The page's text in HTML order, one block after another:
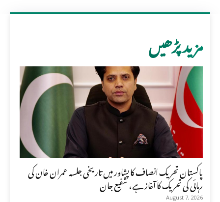
مزید پڑھیں
پاکستان تحریک انصاف کا پشاور میں تاریخی جلسہ عمران خان کی
رہائی کی تحریک کا آغاز ہے، شفیع جان
August 7, 2026